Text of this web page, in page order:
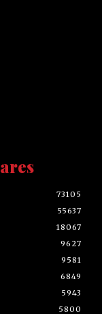
73105
55637
18067
9627
9581
6849
5943
5800